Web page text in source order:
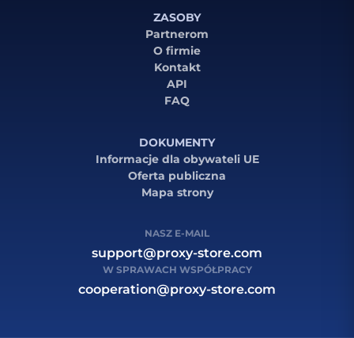
ZASOBY
Partnerom
O firmie
Kontakt
API
FAQ
DOKUMENTY
Informacje dla obywateli UE
Oferta publiczna
Mapa strony
NASZ E-MAIL
support@proxy-store.com
W SPRAWACH WSPÓŁPRACY
cooperation@proxy-store.com